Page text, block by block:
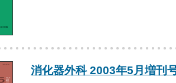
消化器外科 2003年5月増刊